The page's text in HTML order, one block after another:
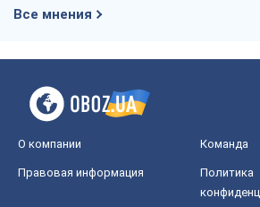
Все мнения
О компании Команда
Правовая информация
Политика